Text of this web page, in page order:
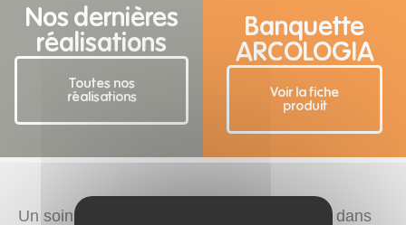
Nos dernières
réalisations
Toutes nos
réalisations
Banquette
ARCOLOGIA
Voir la fiche
produit
Un soin particulier a été apporté aux détails dans